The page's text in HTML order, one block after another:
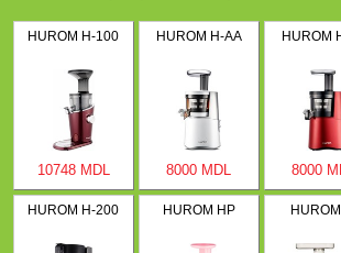
HUROM H-100
10748 MDL
HUROM H-AA
8000 MDL
HUROM
8000
HUROM H-200 HUROM HP HUROM